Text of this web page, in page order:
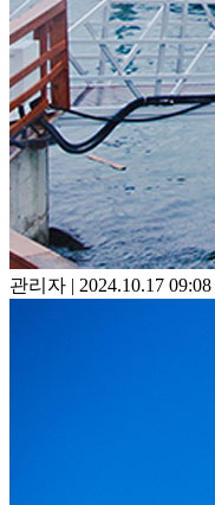
관리자 | 2024.10.17 09:08